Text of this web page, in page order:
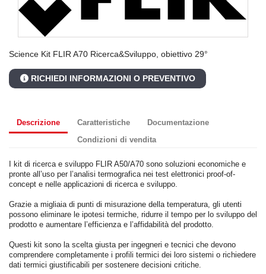
Science Kit FLIR A70 Ricerca&Sviluppo, obiettivo 29°
RICHIEDI INFORMAZIONI O PREVENTIVO
Descrizione Caratteristiche
Documentazione
Condizioni di vendita
I kit di ricerca e sviluppo FLIR A50/A70 sono soluzioni economiche e
pronte all’uso per l’analisi termografica nei test elettronici proof-of-
concept e nelle applicazioni di ricerca e sviluppo.
Grazie a migliaia di punti di misurazione della temperatura, gli utenti
possono eliminare le ipotesi termiche, ridurre il tempo per lo sviluppo del
prodotto e aumentare l’efficienza e l’affidabilità del prodotto.
Questi kit sono la scelta giusta per ingegneri e tecnici che devono
comprendere completamente i profili termici dei loro sistemi o richiedere
dati termici giustificabili per sostenere decisioni critiche.